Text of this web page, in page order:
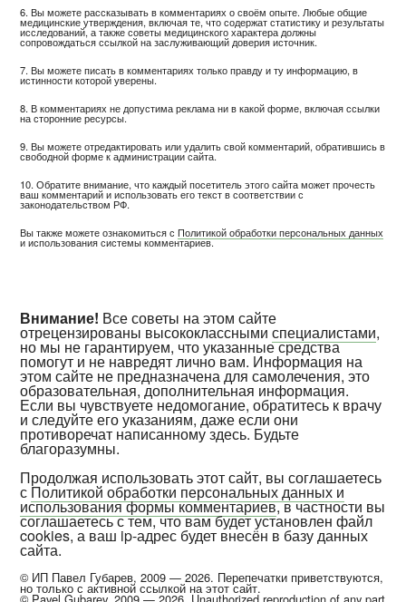
6. Вы можете рассказывать в комментариях о своём опыте. Любые общие
медицинские утверждения, включая те, что содержат статистику и результаты
исследований, а также советы медицинского характера должны
сопровождаться ссылкой на заслуживающий доверия источник.
7. Вы можете писать в комментариях только правду и ту информацию, в
истинности которой уверены.
8. В комментариях не допустима реклама ни в какой форме, включая ссылки
на сторонние ресурсы.
9. Вы можете отредактировать или удалить свой комментарий, обратившись в
свободной форме к администрации сайта.
10. Обратите внимание, что каждый посетитель этого сайта может прочесть
ваш комментарий и использовать его текст в соответствии с
законодательством РФ.
Вы также можете ознакомиться сПолитикой обработки персональных данных
и использования системы комментариев.
Внимание! Все советы на этом сайте
отрецензированы высококласснымиспециалистами,
но мы не гарантируем, что указанные средства
помогут и не навредят лично вам. Информация на
этом сайте не предназначена для самолечения, это
образовательная, дополнительная информация.
Если вы чувствуете недомогание, обратитесь к врачу
и следуйте его указаниям, даже если они
противоречат написанному здесь. Будьте
благоразумны.
Продолжая использовать этот сайт, вы соглашаетесь
с Политикой обработки персональных данных и
использования формы комментариев, в частности вы
соглашаетесь с тем, что вам будет установлен файл
cookies, а ваш ip-адрес будет внесён в базу данных
сайта.
© ИП Павел Губарев, 2009 — 2026. Перепечатки приветствуются,
но только с активной ссылкой на этот сайт.